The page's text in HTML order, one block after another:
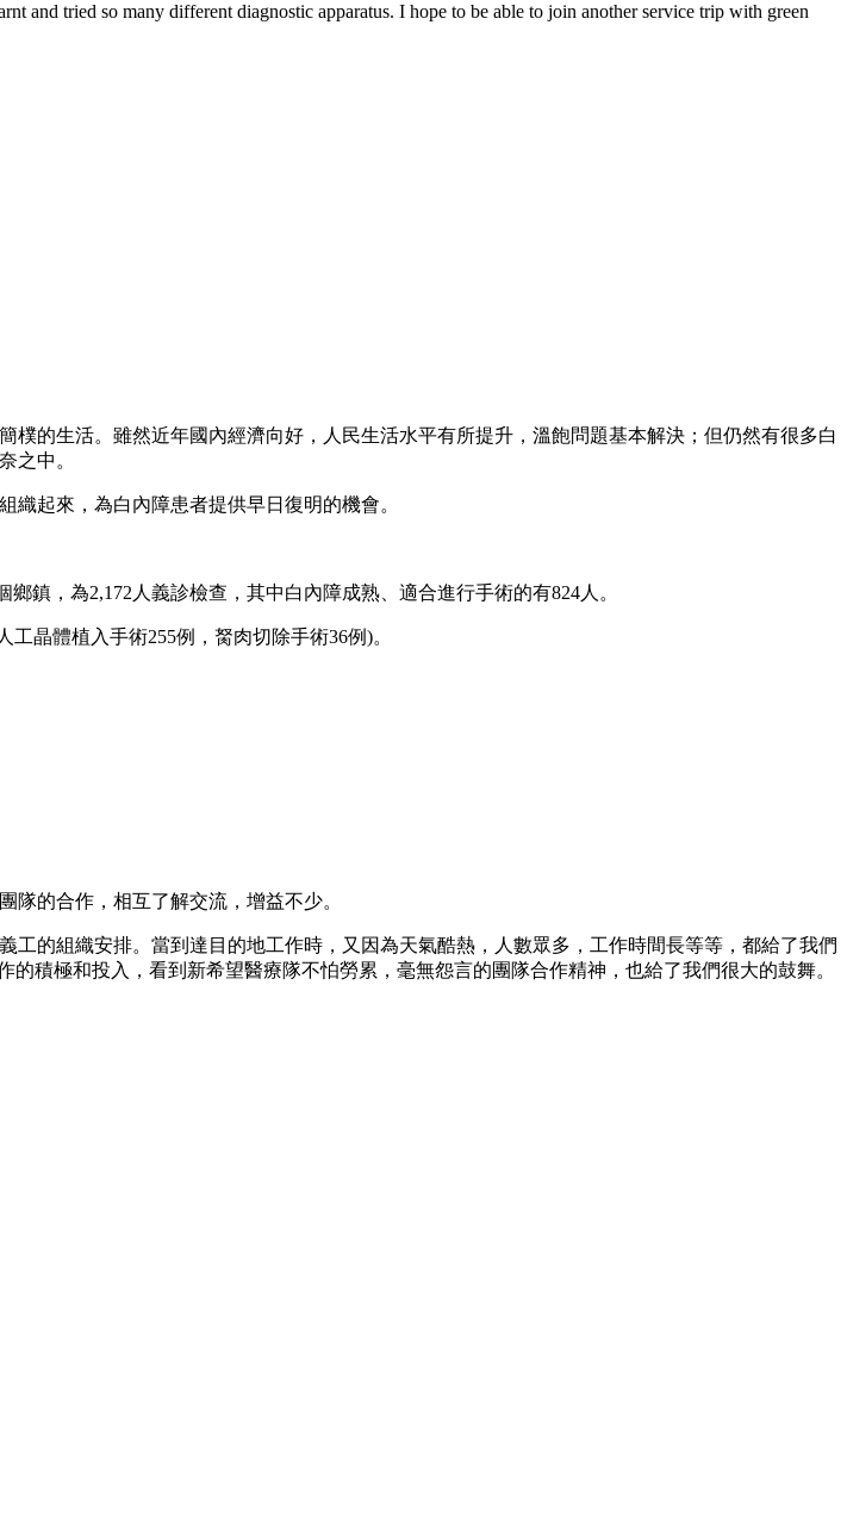
and tried so many different diagnostic apparatus. I hope to be able to join another service trip with green
的生活。雖然近年國內經濟向好，人民生活水平有所提升，溫飽問題基本解決；但仍然有很多白
之中。
起來，為白內障患者提供早日復明的機會。
鎮，為2,172人義診檢查，其中白內障成熟、適合進行手術的有824人。
晶體植入手術255例，胬肉切除手術36例)。
的合作，相互了解交流，增益不少。
的組織安排。當到達目的地工作時，又因為天氣酷熱，人數眾多，工作時間長等等，都給了我們
積極和投入，看到新希望醫療隊不怕勞累，毫無怨言的團隊合作精神，也給了我們很大的鼓舞。